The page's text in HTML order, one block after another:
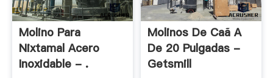
Molino Para
Nixtamal Acero
Inoxidable - .
Molinos De Caã A
De 20 Pulgadas -
Getsmill